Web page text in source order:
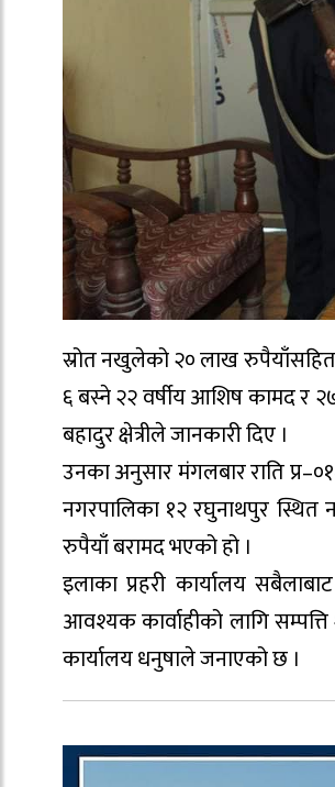
स्रोत नखुलेको २० लाख रुपैयाँसहित
६ बस्ने २२ वर्षीय आशिष कामद र २७
बहादुर क्षेत्रीले जानकारी दिए ।
उनका अनुसार मंगलबार राति
नगरपालिका १२ रघुनाथपुर
रुपैयाँ बरामद भएको हो ।
इलाका प्रहरी कार्यालय
आवश्यक कार्वाहीको लागि
कार्यालय धनुषाले जनाएको छ ।